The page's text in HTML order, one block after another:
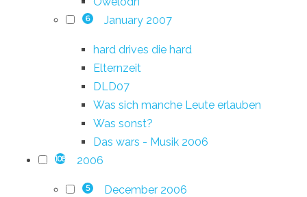
6 January 2007
hard drives die hard
Elternzeit
DLD07
Was sich manche Leute erlauben
Was sonst?
Das wars - Musik 2006
108 2006
5 December 2006